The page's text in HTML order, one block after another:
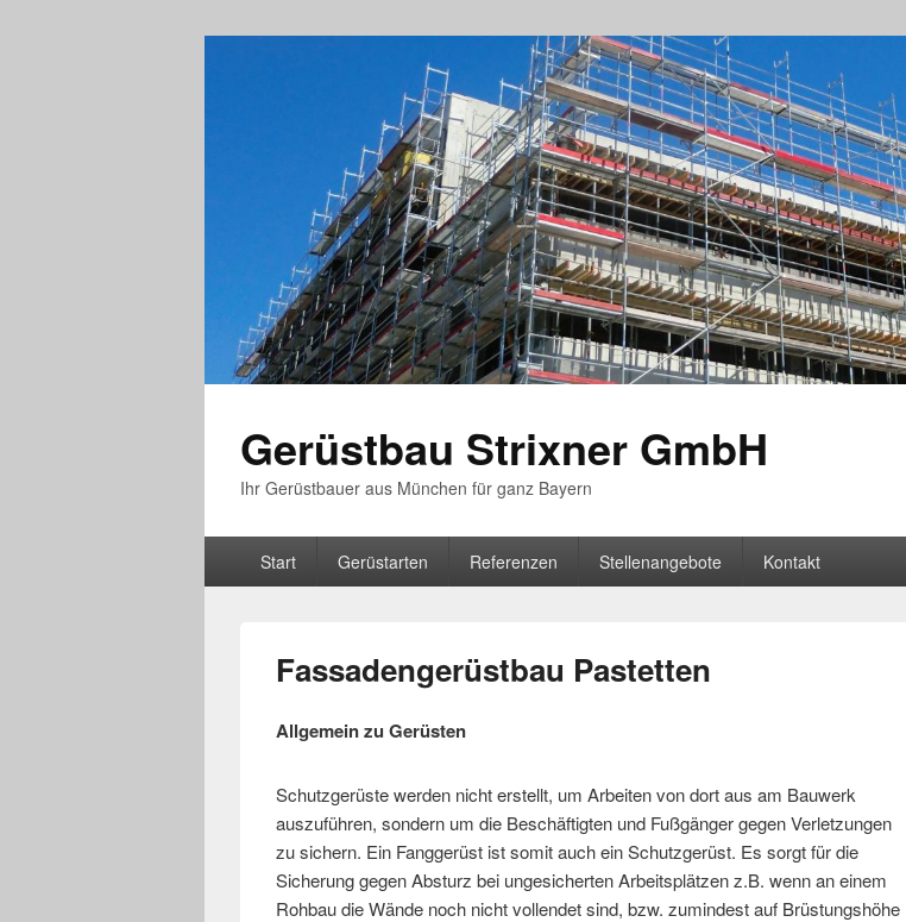
Gerüstbau Strixner GmbH
Ihr Gerüstbauer aus München für ganz Bayern
Start Gerüstarten Referenzen Stellenangebote Kontakt
Fassadengerüstbau Pastetten
Allgemein zu Gerüsten
Schutzgerüste werden nicht erstellt, um Arbeiten von dort aus am Bauwerk
auszuführen, sondern um die Beschäftigten und Fußgänger gegen Verletzungen
zu sichern. Ein Fanggerüst ist somit auch ein Schutzgerüst. Es sorgt für die
Sicherung gegen Absturz bei ungesicherten Arbeitsplätzen z.B. wenn an einem
Rohbau die Wände noch nicht vollendet sind, bzw. zumindest auf Brüstungshöhe